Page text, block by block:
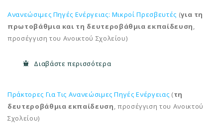
Ανανεώσιμες Πηγές Ενέργειας: Μικροί Πρεσβευτές (για τη
πρωτοβάθμια και τη δευτεροβάθμια εκπαίδευση,
προσέγγιση του Ανοικτού Σχολείου)
Διαβάστε περισσότερα
Πράκτορες Για Τις Ανανεώσιμες Πηγές Ενέργειας (τη
δευτεροβάθμια εκπαίδευση, προσέγγιση του Ανοικτού
Σχολείου)